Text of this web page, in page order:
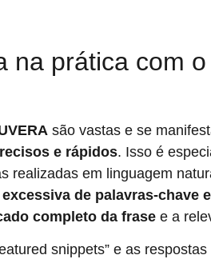
na prática com
são vastas e se
e rápidos. Isso é
realizadas em linguagem
de palavras-chave
completo da frase e a
snippets” e as